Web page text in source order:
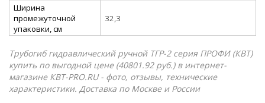
Ширина
промежуточной
упаковки, см
32,3
Трубогиб гидравлический ручной ТГР-2 серия ПРОФИ (КВТ)
купить по выгодной цене (40801.92 руб.) в интернет-
магазине КВТ-PRO.RU - фото, отзывы, технические
характеристики. Доставка по Москве и России